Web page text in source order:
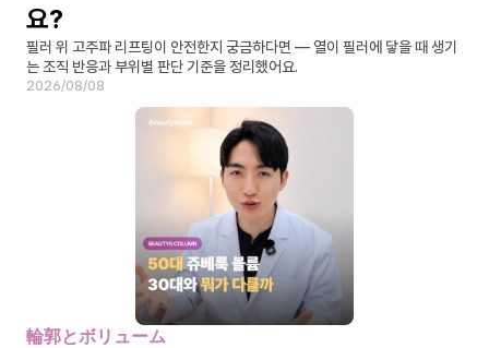
요?
필러 위 고주파 리프팅이 안전한지 궁금하다면 — 열이 필러에 닿을 때 생기
는 조직 반응과 부위별 판단 기준을 정리했어요.
2026/08/08
輪郭とボリューム